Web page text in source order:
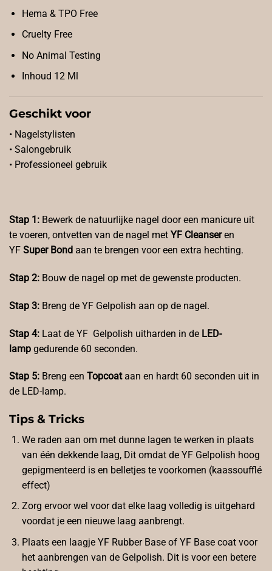
Hema & TPO Free
Cruelty Free
No Animal Testing
Inhoud 12 Ml
Geschikt voor
• Nagelstylisten
• Salongebruik
• Professioneel gebruik
Stap 1: Bewerk de natuurlijke nagel door een manicure uit
te voeren, ontvetten van de nagel met YF Cleanser en
YF Super Bond aan te brengen voor een extra hechting.
Stap 2: Bouw de nagel op met de gewenste producten.
Stap 3: Breng de YF Gelpolish aan op de nagel.
Stap 4: Laat de YF Gelpolish uitharden in de LED-
lamp gedurende 60 seconden.
Stap 5: Breng een Topcoataan en hardt 60 seconden uit in
de LED-lamp.
Tips & Tricks
We raden aan om met dunne lagen te werken in plaats
van één dekkende laag, Dit omdat de YF Gelpolish hoog
gepigmenteerd is en belletjes te voorkomen (kaassoufflé
effect)
Zorg ervoor wel voor dat elke laag volledig is uitgehard
voordat je een nieuwe laag aanbrengt.
Plaats een laagje YF Rubber Baseof YF Base coat voor
het aanbrengen van de Gelpolish. Dit is voor een betere